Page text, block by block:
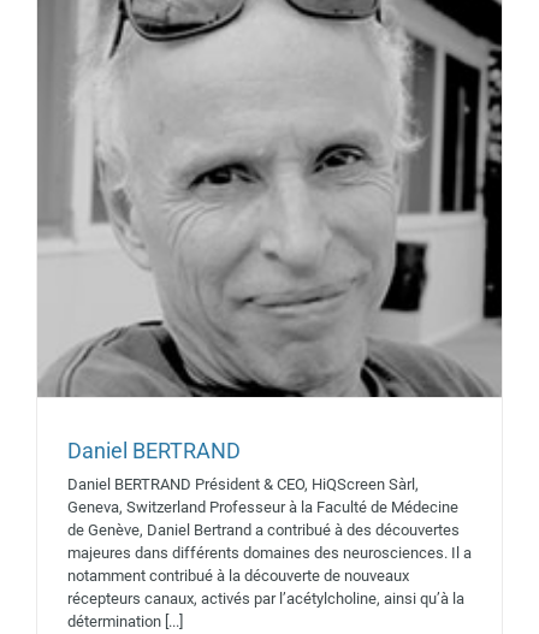
Daniel BERTRAND
Daniel BERTRAND Président & CEO, HiQScreen Sàrl,
Geneva, Switzerland Professeur à la Faculté de Médecine
de Genève, Daniel Bertrand a contribué à des découvertes
majeures dans différents domaines des neurosciences. Il a
notamment contribué à la découverte de nouveaux
récepteurs canaux, activés par l’acétylcholine, ainsi qu’à la
détermination [...]
David LEDIEU
Intervenants 2019